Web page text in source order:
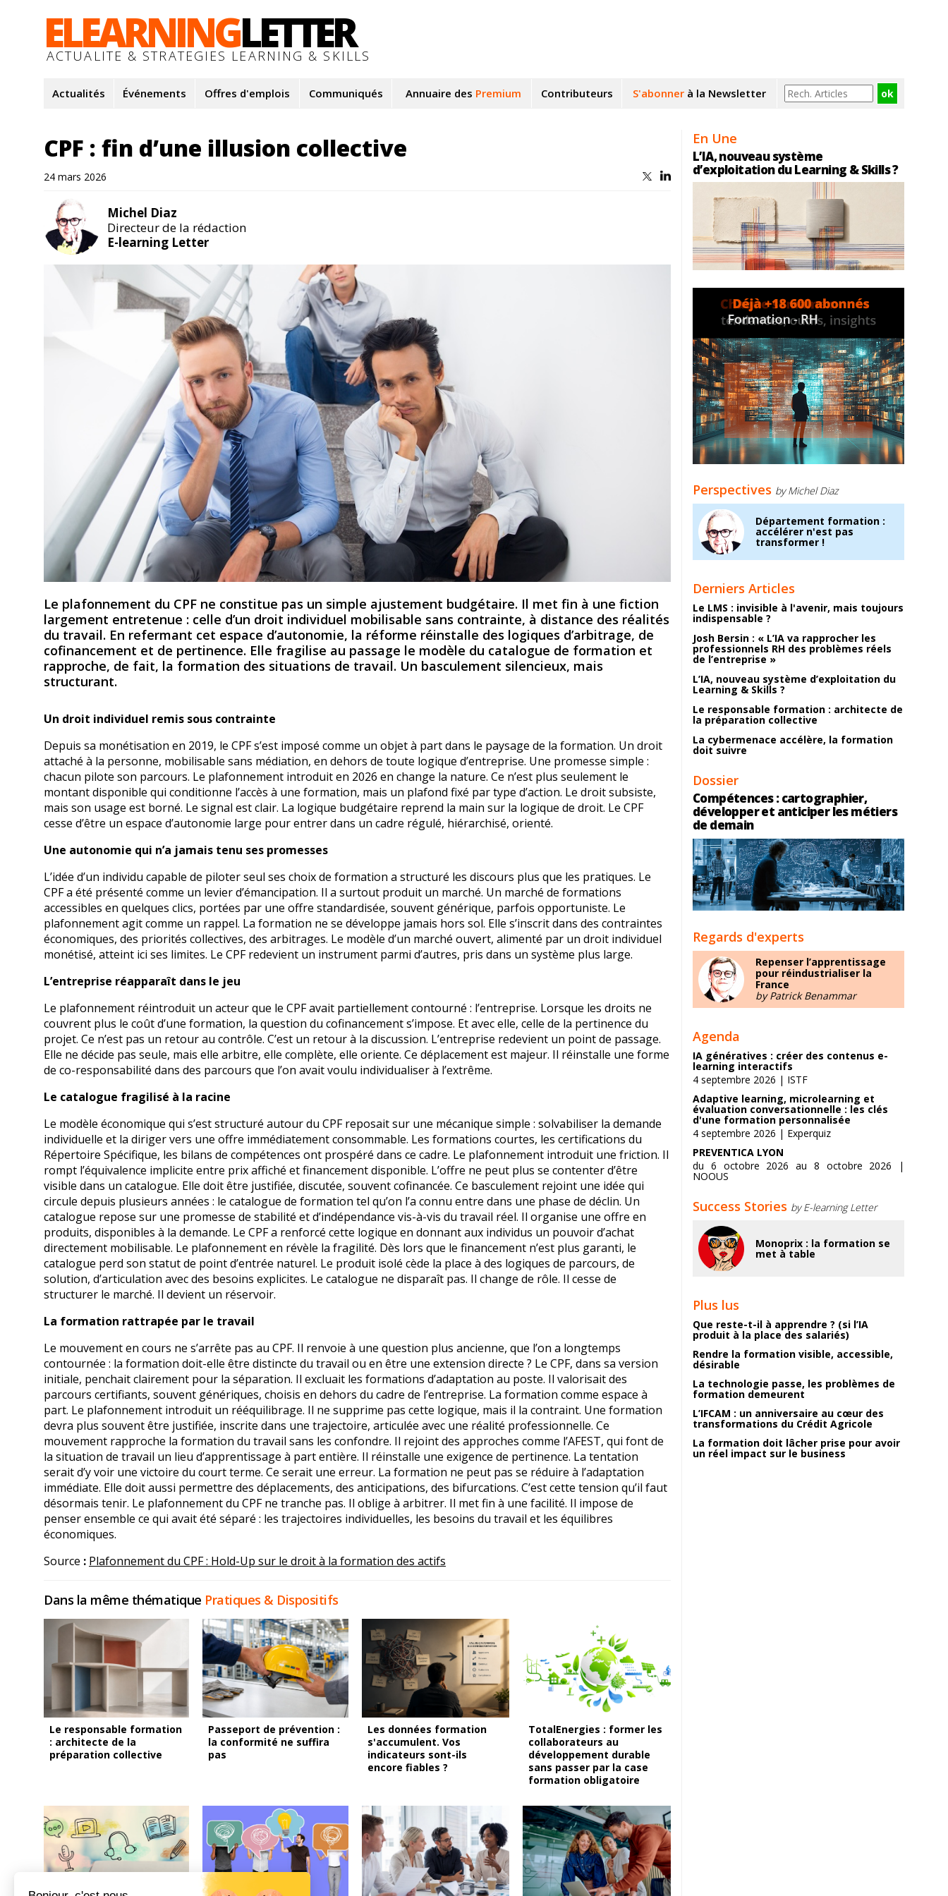
ELEARNINGLETTER
ACTUALITE & STRATEGIES LEARNING & SKILLS
Actualités Événements Offres d'emplois Communiqués Annuaire des Premium Contributeurs S'abonner à la Newsletter
CPF : fin d’une illusion collective
24 mars 2026
Michel Diaz
Directeur de la rédaction
E-learning Letter
Le plafonnement du CPF ne constitue pas un simple ajustement budgétaire. Il met fin à une fiction
largement entretenue : celle d’un droit individuel mobilisable sans contrainte, à distance des réalités
du travail. En refermant cet espace d’autonomie, la réforme réinstalle des logiques d’arbitrage, de
cofinancement et de pertinence. Elle fragilise au passage le modèle du catalogue de formation et
rapproche, de fait, la formation des situations de travail. Un basculement silencieux, mais
structurant.
Un droit individuel remis sous contrainte
Depuis sa monétisation en 2019, le CPF s’est imposé comme un objet à part dans le paysage de la formation. Un droit
attaché à la personne, mobilisable sans médiation, en dehors de toute logique d’entreprise. Une promesse simple :
chacun pilote son parcours. Le plafonnement introduit en 2026 en change la nature. Ce n’est plus seulement le
montant disponible qui conditionne l’accès à une formation, mais un plafond fixé par type d’action. Le droit subsiste,
mais son usage est borné. Le signal est clair. La logique budgétaire reprend la main sur la logique de droit. Le CPF
cesse d’être un espace d’autonomie large pour entrer dans un cadre régulé, hiérarchisé, orienté.
Une autonomie qui n’a jamais tenu ses promesses
L’idée d’un individu capable de piloter seul ses choix de formation a structuré les discours plus que les pratiques. Le
CPF a été présenté comme un levier d’émancipation. Il a surtout produit un marché. Un marché de formations
accessibles en quelques clics, portées par une offre standardisée, souvent générique, parfois opportuniste. Le
plafonnement agit comme un rappel. La formation ne se développe jamais hors sol. Elle s’inscrit dans des contraintes
économiques, des priorités collectives, des arbitrages. Le modèle d’un marché ouvert, alimenté par un droit individuel
monétisé, atteint ici ses limites. Le CPF redevient un instrument parmi d’autres, pris dans un système plus large.
L’entreprise réapparaît dans le jeu
Le plafonnement réintroduit un acteur que le CPF avait partiellement contourné : l’entreprise. Lorsque les droits ne
couvrent plus le coût d’une formation, la question du cofinancement s’impose. Et avec elle, celle de la pertinence du
projet. Ce n’est pas un retour au contrôle. C’est un retour à la discussion. L’entreprise redevient un point de passage.
Elle ne décide pas seule, mais elle arbitre, elle complète, elle oriente. Ce déplacement est majeur. Il réinstalle une forme
de co-responsabilité dans des parcours que l’on avait voulu individualiser à l’extrême.
Le catalogue fragilisé à la racine
Le modèle économique qui s’est structuré autour du CPF reposait sur une mécanique simple : solvabiliser la demande
individuelle et la diriger vers une offre immédiatement consommable. Les formations courtes, les certifications du
Répertoire Spécifique, les bilans de compétences ont prospéré dans ce cadre. Le plafonnement introduit une friction. Il
rompt l’équivalence implicite entre prix affiché et financement disponible. L’offre ne peut plus se contenter d’être
visible dans un catalogue. Elle doit être justifiée, discutée, souvent cofinancée. Ce basculement rejoint une idée qui
circule depuis plusieurs années : le catalogue de formation tel qu’on l’a connu entre dans une phase de déclin. Un
catalogue repose sur une promesse de stabilité et d’indépendance vis-à-vis du travail réel. Il organise une offre en
produits, disponibles à la demande. Le CPF a renforcé cette logique en donnant aux individus un pouvoir d’achat
directement mobilisable. Le plafonnement en révèle la fragilité. Dès lors que le financement n’est plus garanti, le
catalogue perd son statut de point d’entrée naturel. Le produit isolé cède la place à des logiques de parcours, de
solution, d’articulation avec des besoins explicites. Le catalogue ne disparaît pas. Il change de rôle. Il cesse de
structurer le marché. Il devient un réservoir.
La formation rattrapée par le travail
Le mouvement en cours ne s’arrête pas au CPF. Il renvoie à une question plus ancienne, que l’on a longtemps
contournée : la formation doit-elle être distincte du travail ou en être une extension directe ? Le CPF, dans sa version
initiale, penchait clairement pour la séparation. Il excluait les formations d’adaptation au poste. Il valorisait des
parcours certifiants, souvent génériques, choisis en dehors du cadre de l’entreprise. La formation comme espace à
part. Le plafonnement introduit un rééquilibrage. Il ne supprime pas cette logique, mais il la contraint. Une formation
devra plus souvent être justifiée, inscrite dans une trajectoire, articulée avec une réalité professionnelle. Ce
mouvement rapproche la formation du travail sans les confondre. Il rejoint des approches comme l’AFEST, qui font de
la situation de travail un lieu d’apprentissage à part entière. Il réinstalle une exigence de pertinence. La tentation
serait d’y voir une victoire du court terme. Ce serait une erreur. La formation ne peut pas se réduire à l’adaptation
immédiate. Elle doit aussi permettre des déplacements, des anticipations, des bifurcations. C’est cette tension qu’il faut
désormais tenir. Le plafonnement du CPF ne tranche pas. Il oblige à arbitrer. Il met fin à une facilité. Il impose de
penser ensemble ce qui avait été séparé : les trajectoires individuelles, les besoins du travail et les équilibres
économiques.
Source : Plafonnement du CPF : Hold-Up sur le droit à la formation des actifs
Dans la même thématique Pratiques & Dispositifs
Le responsable formation
: architecte de la
préparation collective
Passeport de prévention :
la conformité ne suffira
pas
Les données formation
s'accumulent. Vos
indicateurs sont-ils
encore fiables ?
TotalEnergies : former les
collaborateurs au
développement durable
sans passer par la case
formation obligatoire
En Une
L’IA, nouveau système
d’exploitation du Learning & Skills ?
Perspectives by Michel Diaz
Département formation :
accélérer n'est pas
transformer !
Derniers Articles
Le LMS : invisible à l'avenir, mais toujours
indispensable ?
Josh Bersin : « L’IA va rapprocher les
professionnels RH des problèmes réels
de l’entreprise »
L’IA, nouveau système d’exploitation du
Learning & Skills ?
Le responsable formation : architecte de
la préparation collective
La cybermenace accélère, la formation
doit suivre
Dossier
Compétences : cartographier,
développer et anticiper les métiers
de demain
Regards d'experts
Repenser l’apprentissage
pour réindustrialiser la
France
by Patrick Benammar
Agenda
IA génératives : créer des contenus e-
learning interactifs
4 septembre 2026 | ISTF
Adaptive learning, microlearning et
évaluation conversationnelle : les clés
d'une formation personnalisée
4 septembre 2026 | Experquiz
PREVENTICA LYON
du 6 octobre 2026 au 8 octobre 2026 |
NOOUS
Success Stories by E-learning Letter
Monoprix : la formation se
met à table
Plus lus
Que reste-t-il à apprendre ? (si l’IA
produit à la place des salariés)
Rendre la formation visible, accessible,
désirable
La technologie passe, les problèmes de
formation demeurent
L’IFCAM : un anniversaire au cœur des
transformations du Crédit Agricole
La formation doit lâcher prise pour avoir
un réel impact sur le business